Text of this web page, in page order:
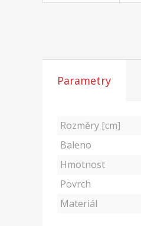
Parametry
Rozměry [cm]
Baleno
Hmotnost
Povrch
Materiál